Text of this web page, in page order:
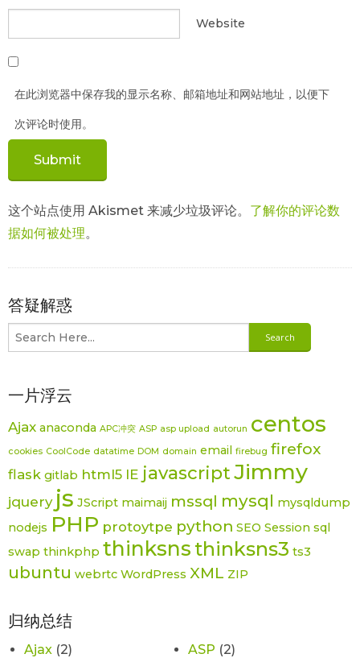
Website
在此浏览器中保存我的显示名称、邮箱地址和网站地址，以便下
次评论时使用。
这个站点使用 Akismet 来减少垃圾评论。 了解你的评论数
据如何被处理。
答疑解惑
一片浮云
Ajax anaconda APC冲突 ASP asp upload autorun centos
cookies CoolCode datatime DOM domain email firebug firefox
flask gitlab html5 IE javascriptJimmy
jquery js JScript maimaij mssql mysql mysqldump
nodejs PHP protoytpe python SEO Session sql
swap thinkphp thinksns thinksns3 ts3
ubuntu webrtc WordPress XML ZIP
归纳总结
Ajax (2) ASP (2)